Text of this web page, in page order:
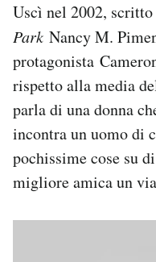
Uscì nel 2002,
Park Nancy M.
protagonista
rispetto alla media
parla di una donna
incontra un uomo di
pochissime cose su
migliore amica un